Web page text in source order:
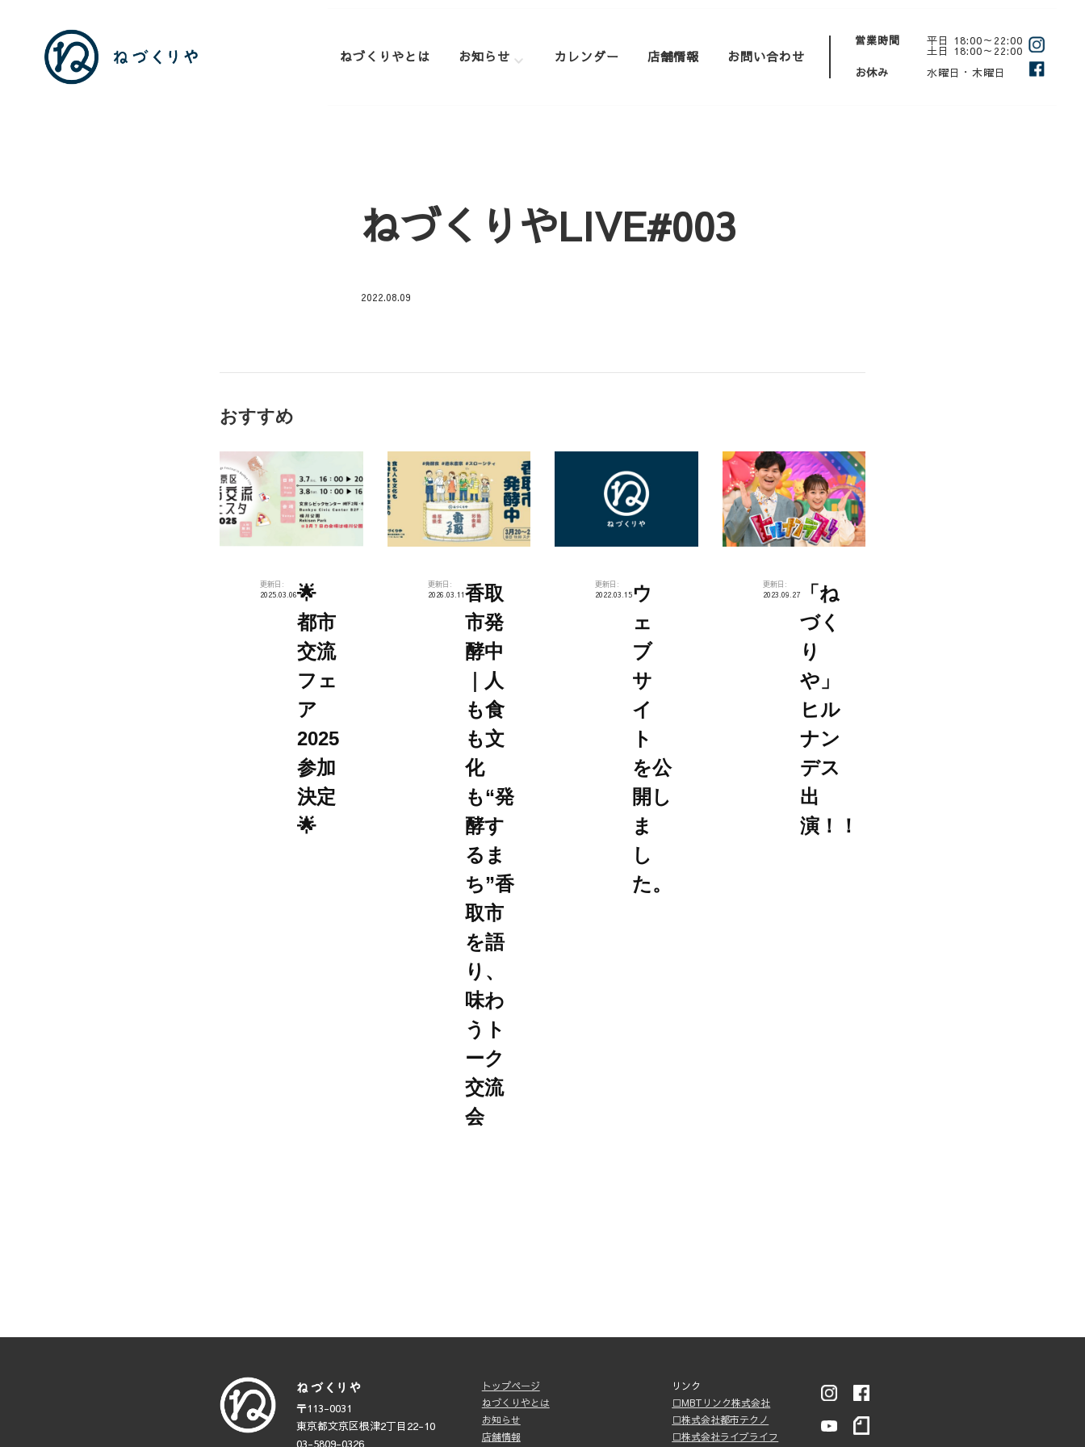
ねづくりやとは お知らせ カレンダー 店舗情報 お問い合わせ
営業時間 平日 18:00～22:00
土日 18:00～22:00
お休み
水曜日・木曜日
ねづくりやLIVE#003
2022.08.09
楽
おすすめ
更新日:
2025.03.06🌟
都市
交流
フェ
ア
2025
参加
決定
🌟
更新日:
2026.03.11香取
市発
酵中
｜人
も食
も文
化
も“発
酵す
るま
ち”香
取市
を語
り、
味わ
うト
ーク
交流
会
更新日:
2022.03.15ウ
ェ
ブ
サ
イ
ト
を公
開し
ま
し
た。
更新日:
2023.09.27「ね
づく
り
や」
ヒル
ナン
デス
出
演！！
〒113-0031
東京都文京区根津2丁目22-10
トップページ
ねづくりやとは
お知らせ
店舗情報
リンク
□MBTリンク株式会社
□株式会社都市テクノ
□株式会社ライブライフ